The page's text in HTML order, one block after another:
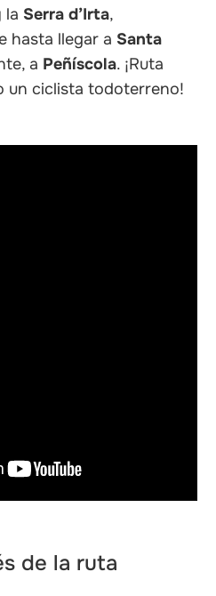
la Serra d’Irta,
hasta llegar a Santa
a Peñíscola. ¡Ruta
un ciclista todoterreno!
de la ruta